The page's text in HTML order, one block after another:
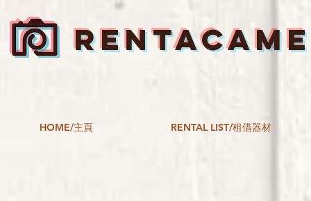
HOME/主頁 RENTAL LIST/租借器材